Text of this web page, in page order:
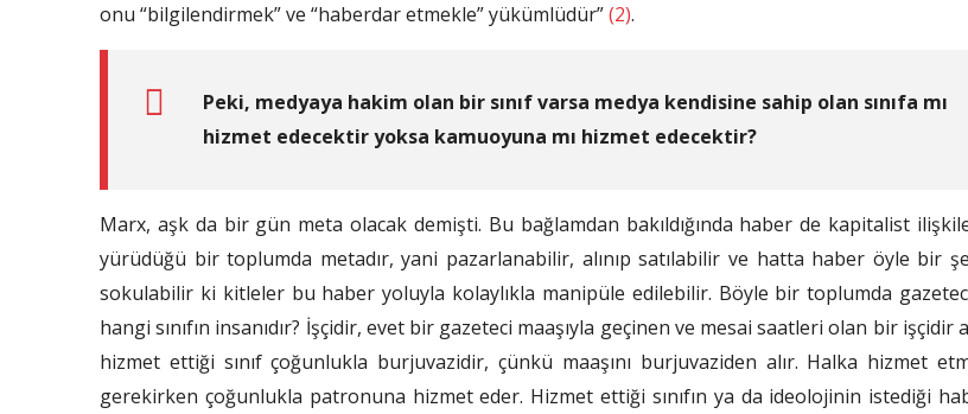
onu “bilgilendirmek” ve “haberdar etmekle” yükümlüdür”(2).
Peki, medyaya hakim olan bir sınıf varsa medya kendisine sahip olan sınıfa mı
hizmet edecektir yoksa kamuoyuna mı hizmet edecektir?
Marx, aşk da bir gün meta olacak demişti. Bu bağlamdan bakıldığında haber de kapitalist
yürüdüğü bir toplumda metadır, yani pazarlanabilir, alınıp satılabilir ve hatta haber öyle bir
sokulabilir ki kitleler bu haber yoluyla kolaylıkla manipüle edilebilir. Böyle bir toplumda
hangi sınıfın insanıdır? İşçidir, evet bir gazeteci maaşıyla geçinen ve mesai saatleri olan bir işçidir
hizmet ettiği sınıf çoğunlukla burjuvazidir, çünkü maaşını burjuvaziden alır. Halka hizmet
gerekirken çoğunlukla patronuna hizmet eder. Hizmet ettiği sınıfın ya da ideolojinin istediği